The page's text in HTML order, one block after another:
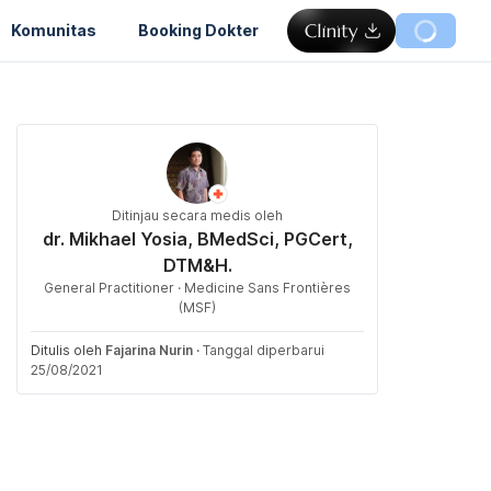
Komunitas Booking Dokter
Ditinjau secara medis oleh
dr. Mikhael Yosia, BMedSci, PGCert,
DTM&H.
General Practitioner · Medicine Sans Frontières
(MSF)
Ditulis oleh Fajarina Nurin · Tanggal diperbarui
25/08/2021